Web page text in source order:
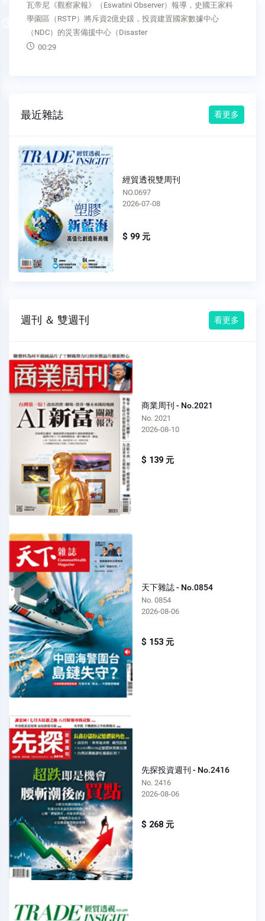
Previous
《史瓦帝尼時報》（Times of Eswatini）報導，史瓦帝尼正與
多位潛在投資者進行能源電網投資合作對話，因為電力儲能設
備國際價格降低後，再生能源儲備的再利用將具市場開
00:14
最近雜誌 看更多
經貿透視雙周刊
NO.0696
2026-06-24
$ 99 元
週刊 ＆ 雙週刊 看更多
商業周刊 - No.2021
No. 2021
2026-08-10
$ 139 元
天下雜誌 - No.0854
No. 0854
2026-08-06
$ 153 元
先探投資週刊 - No.2416
No. 2416
2026-08-06
$ 268 元